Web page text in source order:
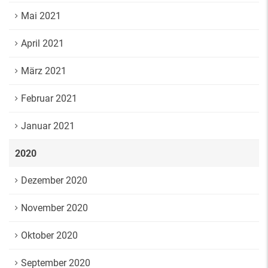
Mai 2021
April 2021
März 2021
Februar 2021
Januar 2021
2020
Dezember 2020
November 2020
Oktober 2020
September 2020